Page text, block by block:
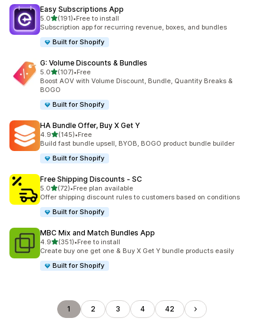
Easy Subscriptions App
5.0เต็ม 5 ดาว
(191)
ทั้งหมด 191 รีวิว
•Free to install
Subscription app for recurring revenue, boxes, and bundles
Built for Shopify
G: Volume Discounts & Bundles
5.0เต็ม 5 ดาว
(107)
ทั้งหมด 107 รีวิว
•Free
Boost AOV with Volume Discount, Bundle, Quantity Breaks &
BOGO
Built for Shopify
HA Bundle Offer, Buy X Get Y
4.9เต็ม 5 ดาว
(145)
ทั้งหมด 145 รีวิว
•Free
Build fast bundle upsell, BYOB, BOGO product bundle builder
Built for Shopify
Free Shipping Discounts ‑ SC
5.0เต็ม 5 ดาว
(72)
ทั้งหมด 72 รีวิว
•Free plan available
Offer shipping discount rules to customers based on conditions
Built for Shopify
MBC Mix and Match Bundles App
4.9เต็ม 5 ดาว
(351)
ทั้งหมด 351 รีวิว
•Free to install
Create buy one get one & Buy X Get Y bundle products easily
Built for Shopify
1 2 3 4 42